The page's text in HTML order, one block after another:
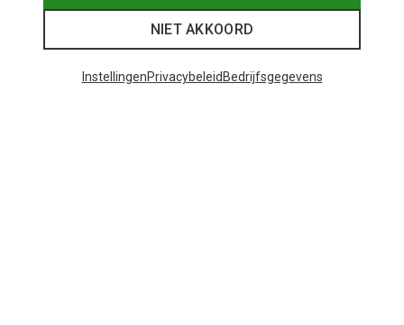
NIET AKKOORD
InstellingenPrivacybeleid Bedrijfsgegevens